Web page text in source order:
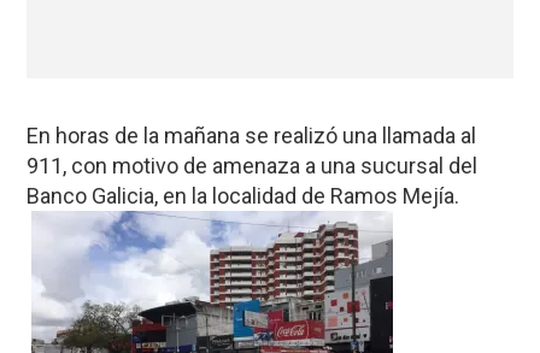
En horas de la mañana se realizó una llamada al
911, con motivo de amenaza a una sucursal del
Banco Galicia, en la localidad de Ramos Mejía.